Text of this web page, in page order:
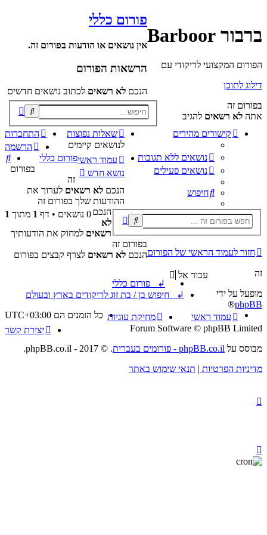
ברבור Barboor
הפורום המקצועי לריקודי עם
דילוג לתוכן
קישורים מהירים
נושאים ללא תגובות
נושאים פעילים
חיפוש
שאלות נפוצות
התחברות
הרשמה
עמוד ראשיפורום כללי
פורום כללי
נושא חדש
0 נושאים • דף 1 מתוך 1
אין נושאים או הודעות בפורום זה.
חזור לעמוד הראשי של הפורום
עבור אל
↲ פורום כללי
↲ חיפוש בן / בת זוג לריקודים בארץ ובעולם
הרשאות הפורום
הנכם לא רשאים לכתוב נושאים חדשים
בפורום זה
אתה לא רשאים להגיב
לנושאים קיימים
בפורום
זה
הנכם לא רשאים לערוך את
ההודעות שלך בפורום זה
הנכם
לא
רשאים למחוק את הודעותיך
בפורום זה
הנכם לא רשאים לצרף קבצים בפורום
זה
עמוד ראשי כל הזמנים הם UTC+03:00
מחיקת עוגיות
יצירת קשר
מופעל על ידי
phpBB
®
Forum Software © phpBB Limited
מבוסס על phpBB.co.il - פורומים בעברית
. © 2017 - phpBB.co.il.
מדיניות הפרטיות | תנאי שימוש באתר